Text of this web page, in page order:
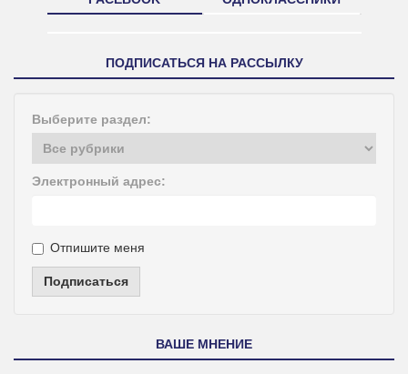
ПОДПИСАТЬСЯ НА РАССЫЛКУ
Выберите раздел:
Электронный адрес:
Отпишите меня
Подписаться
ВАШЕ МНЕНИЕ